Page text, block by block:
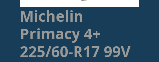
Michelin
Primacy 4+
225/60-R17 99V